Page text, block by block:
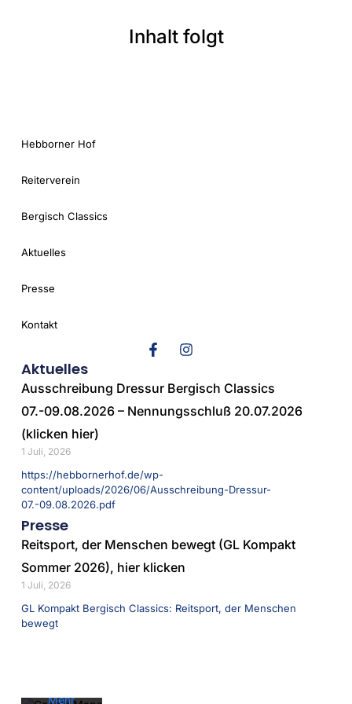
Inhalt folgt
Hebborner Hof
Reiterverein
Bergisch Classics
Aktuelles
Presse
Kontakt
Aktuelles
Ausschreibung Dressur Bergisch Classics
07.-09.08.2026 – Nennungsschluß 20.07.2026
(klicken hier)
1 Juli, 2026
https://hebbornerhof.de/wp-
content/uploads/2026/06/Ausschreibung-Dressur-
07.-09.08.2026.pdf
Presse
Reitsport, der Menschen bewegt (GL Kompakt
Sommer 2026), hier klicken
1 Juli, 2026
GL Kompakt Bergisch Classics: Reitsport, der Menschen
bewegt
Mit dem
Laden der
Karte
akzeptieren
Mehr